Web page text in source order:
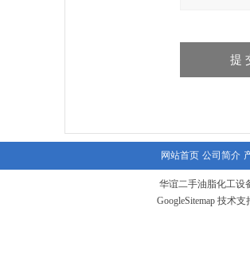
网站首页 公司简介
华谊二手油脂化工设
GoogleSitemap 技术支